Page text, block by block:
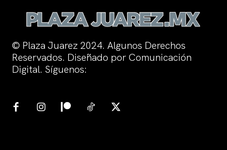
© Plaza Juarez 2024. Algunos Derechos
Reservados. Diseñado por Comunicación
Digital. Síguenos: